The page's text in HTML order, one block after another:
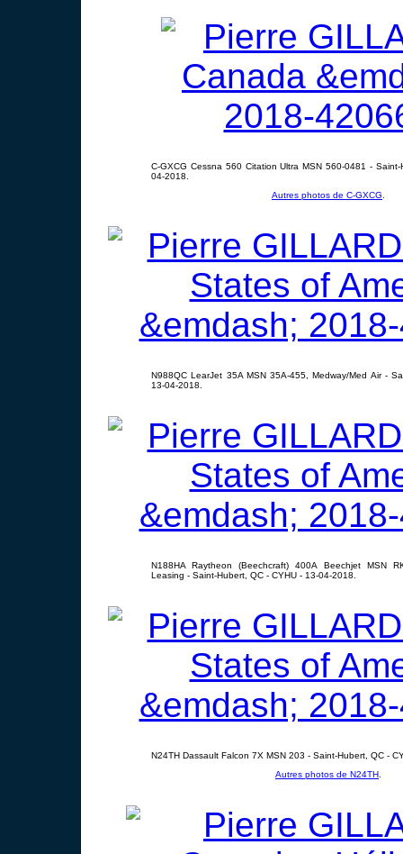
C-GXCG Cessna 560 Citation Ultra MSN 560-0481 -
04-2018.
Autres photos de C-GXCG
N988QC LearJet 35A MSN 35A-455, Medway/Med Air -
13-04-2018.
N188HA Raytheon (Beechcraft) 400A Beechjet MSN
Leasing - Saint-Hubert, QC - CYHU - 13-04-2018.
N24TH Dassault Falcon 7X MSN 203 - Saint-Hubert, QC -
Autres photos de N24TH